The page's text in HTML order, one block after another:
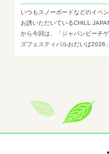
いつもスノーボードなどのイベ
お誘いただいているCHILL
から今回は、「ジャパンビーチ
ズフェスティバルおだいば2026